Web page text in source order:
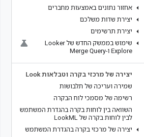
אחזור נתונים באמצעות מחברים
יצירת שדות משלכם
יצירת תרשימים
שימוש בממשק החדש של Looker
Explore ו-Merge Query
יצירה של מרכזי בקרה וטבלאות Look
שמירה ועריכה של תלבושות
רשימה של מסמכי לוח הבקרה
השוואה בין לוחות בקרה בהגדרת המשתמש
לבין לוחות בקרה של Look ML
יצירה של מרכזי בקרה בהגדרת המשתמש